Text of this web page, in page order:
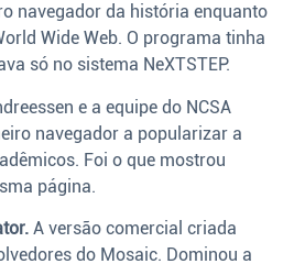
navegador da história enquanto
Wide Web. O programa tinha
só no sistema NeXTSTEP.
e a equipe do NCSA
navegador a popularizar a
Foi o que mostrou
página.
A versão comercial criada
do Mosaic. Dominou a